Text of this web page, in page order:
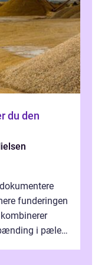
du den
funderingen
i pælen,